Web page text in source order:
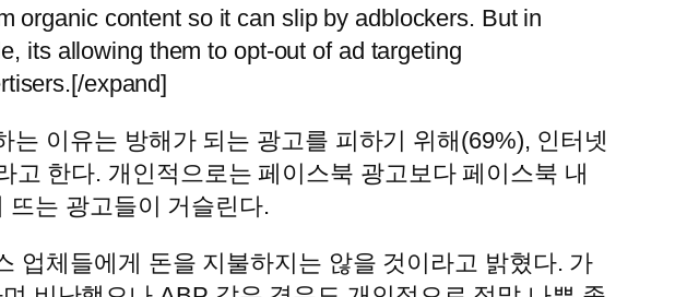
organic content so it can slip by adblockers. But in
its allowing them to opt-out of ad targeting
expand]
이유는 방해가 되는 광고를 피하기 위해(69%), 인터넷
한다. 개인적으로는 페이스북 광고보다 페이스북 내
뜨는 광고들이 거슬린다.
업체들에게 돈을 지불하지는 않을 것이라고 밝혔다. 가